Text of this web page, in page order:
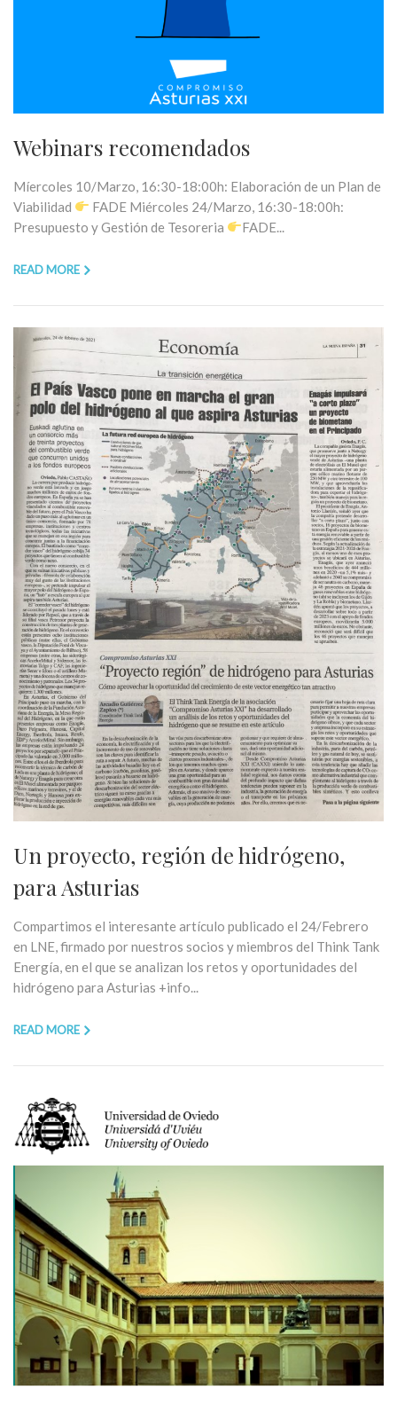
Webinars recomendados
Míercoles 10/Marzo, 16:30-18:00h: Elaboración de un Plan de
Viabilidad
FADE Miércoles 24/Marzo, 16:30-18:00h:
Presupuesto y Gestión de Tesoreria
FADE...
READ MORE
Un proyecto, región de hidrógeno,
para Asturias
Compartimos el interesante artículo publicado el 24/Febrero
en LNE, firmado por nuestros socios y miembros del Think Tank
Energía, en el que se analizan los retos y oportunidades del
hidrógeno para Asturias +info...
READ MORE